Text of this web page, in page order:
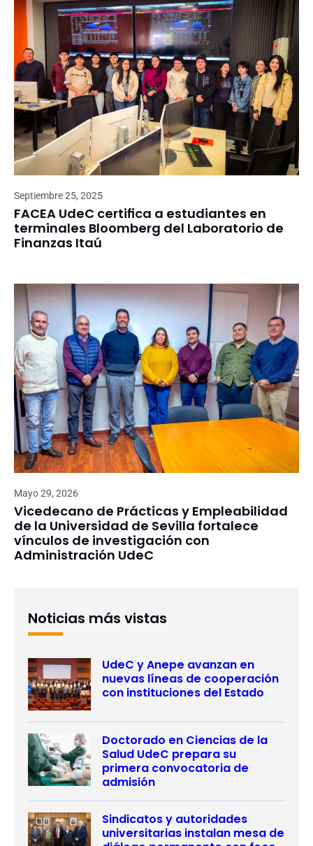
Septiembre 25, 2025
FACEA UdeC certifica a estudiantes en
terminales Bloomberg del Laboratorio de
Finanzas Itaú
Mayo 29, 2026
Vicedecano de Prácticas y Empleabilidad
de la Universidad de Sevilla fortalece
vínculos de investigación con
Administración UdeC
Noticias más vistas
UdeC y Anepe avanzan en
nuevas líneas de cooperación
con instituciones del Estado
Doctorado en Ciencias de la
Salud UdeC prepara su
primera convocatoria de
admisión
Sindicatos y autoridades
universitarias instalan mesa de